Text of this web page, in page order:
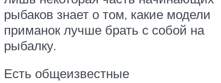
рыбаков знает о том, какие модели
приманок лучше брать с собой на
рыбалку.
Есть общеизвестные